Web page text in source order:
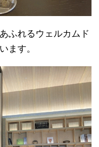
ふれるウェルカムド
ます。